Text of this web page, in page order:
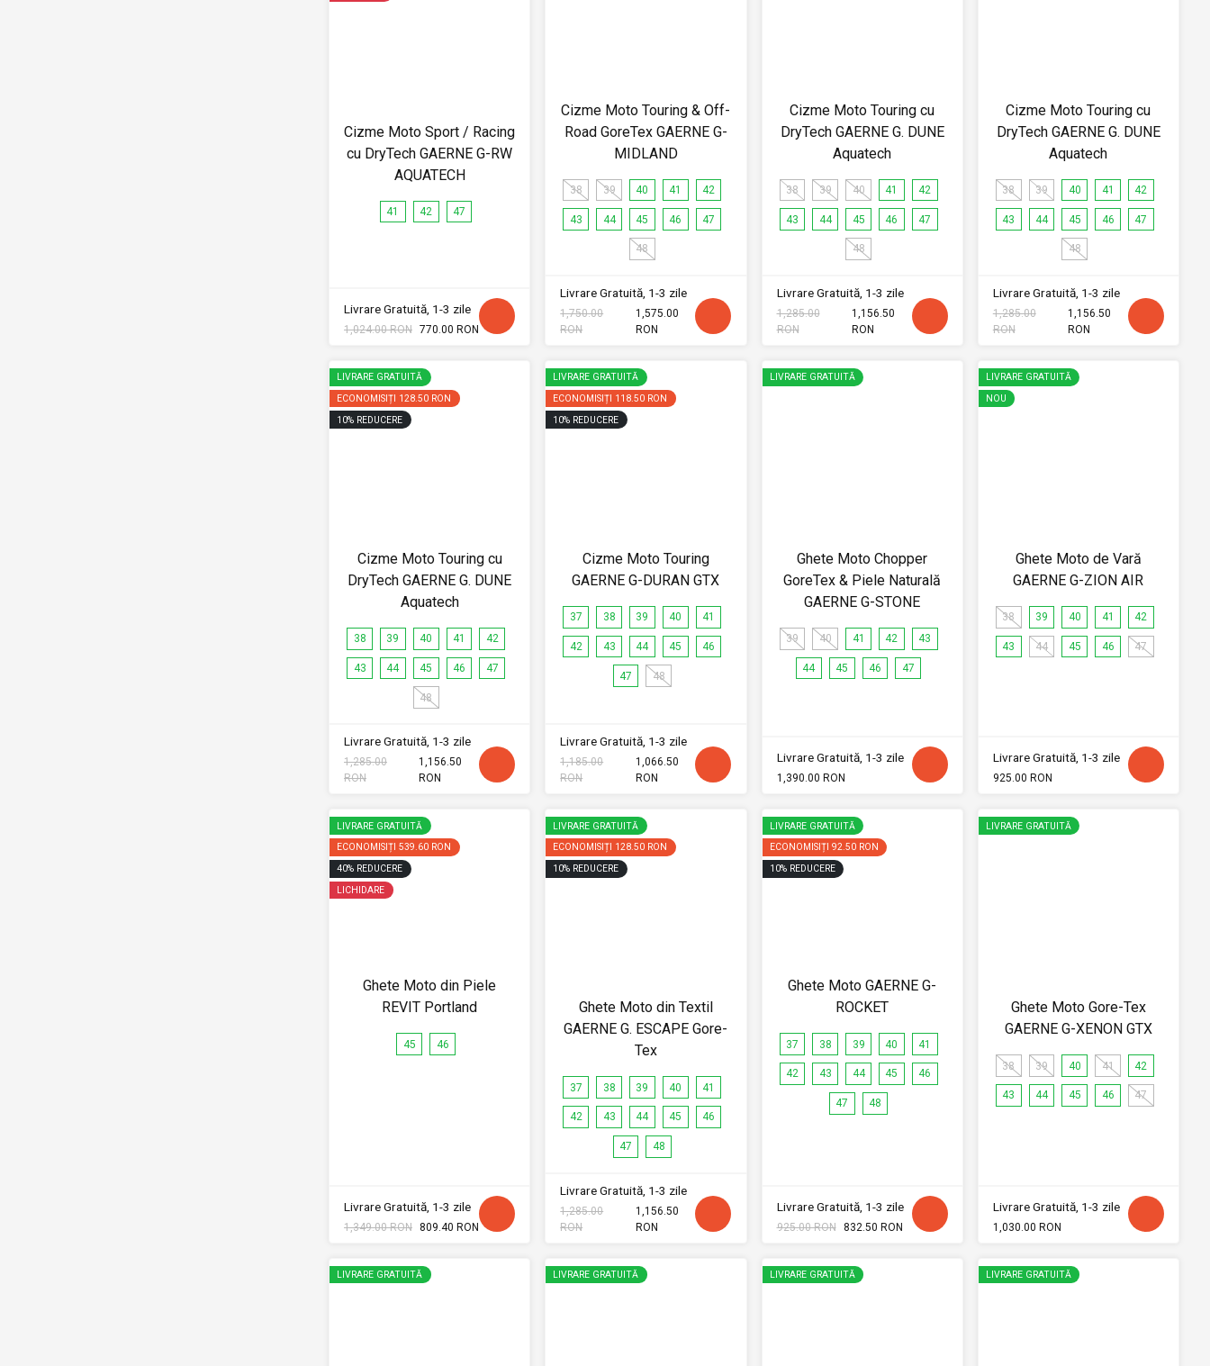
Cizme Moto Sport / Racing
cu DryTech GAERNE G-RW
AQUATECH
41 42 47
Livrare Gratuită, 1-3 zile
1,024.00 RON 770.00 RON
Cizme Moto Touring & Off-
Road GoreTex GAERNE G-
MIDLAND
38 39 40 41 42
43 44 45 46 47
48
Livrare Gratuită, 1-3 zile
1,750.00
RON
1,575.00
RON
Cizme Moto Touring cu
DryTech GAERNE G. DUNE
Aquatech
38 39 40 41 42
43 44 45 46 47
48
Livrare Gratuită, 1-3 zile
1,285.00
RON
1,156.50
RON
Cizme Moto Touring cu
DryTech GAERNE G. DUNE
Aquatech
38 39 40 41 42
43 44 45 46 47
48
Livrare Gratuită, 1-3 zile
1,285.00
RON
1,156.50
RON
LIVRARE GRATUITĂ
ECONOMISIȚI 128.50 RON
10% REDUCERE
Cizme Moto Touring cu
DryTech GAERNE G. DUNE
Aquatech
38 39 40 41 42
43 44 45 46 47
48
Livrare Gratuită, 1-3 zile
1,285.00
RON
1,156.50
RON
LIVRARE GRATUITĂ
ECONOMISIȚI 118.50 RON
10% REDUCERE
Cizme Moto Touring
GAERNE G-DURAN GTX
37 38 39 40 41
42 43 44 45 46
47 48
Livrare Gratuită, 1-3 zile
1,185.00
RON
1,066.50
RON
LIVRARE GRATUITĂ
Ghete Moto Chopper
GoreTex & Piele Naturală
GAERNE G-STONE
39 40 41 42 43
44 45 46 47
Livrare Gratuită, 1-3 zile
1,390.00 RON
LIVRARE GRATUITĂ
NOU
Ghete Moto de Vară
GAERNE G-ZION AIR
38 39 40 41 42
43 44 45 46 47
Livrare Gratuită, 1-3 zile
925.00 RON
LIVRARE GRATUITĂ
ECONOMISIȚI 539.60 RON
40% REDUCERE
LICHIDARE
Ghete Moto din Piele
REVIT Portland
45 46
Livrare Gratuită, 1-3 zile
1,349.00 RON 809.40 RON
LIVRARE GRATUITĂ
ECONOMISIȚI 128.50 RON
10% REDUCERE
Ghete Moto din Textil
GAERNE G. ESCAPE Gore-
Tex
37 38 39 40 41
42 43 44 45 46
47 48
Livrare Gratuită, 1-3 zile
1,285.00
RON
1,156.50
RON
LIVRARE GRATUITĂ
ECONOMISIȚI 92.50 RON
10% REDUCERE
Ghete Moto GAERNE G-
ROCKET
37 38 39 40 41
42 43 44 45 46
47 48
Livrare Gratuită, 1-3 zile
925.00 RON 832.50 RON
LIVRARE GRATUITĂ
Ghete Moto Gore-Tex
GAERNE G-XENON GTX
38 39 40 41 42
43 44 45 46 47
Livrare Gratuită, 1-3 zile
1,030.00 RON
LIVRARE GRATUITĂ LIVRARE GRATUITĂ LIVRARE GRATUITĂ LIVRARE GRATUITĂ